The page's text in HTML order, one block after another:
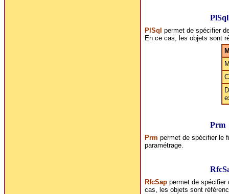
PlSql
PlSql permet de spécifier
En ce cas, les objets sont
Prm
Prm permet de spécifier le
paramétrage.
RfcSappermet de spécifier
cas, les objets sont